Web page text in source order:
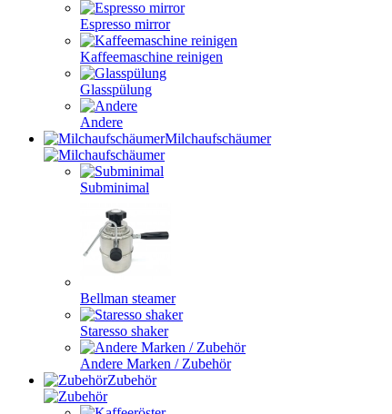
Espresso mirror
Kaffeemaschine reinigen
Glasspülung
Andere
Milchaufschäumer
Subminimal
Bellman steamer
Staresso shaker
Andere Marken / Zubehör
Zubehör